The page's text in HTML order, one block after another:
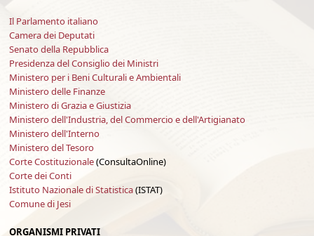
Il Parlamento italiano
Camera dei Deputati
Senato della Repubblica
Presidenza del Consiglio dei Ministri
Ministero per i Beni Culturali e Ambientali
Ministero delle Finanze
Ministero di Grazia e Giustizia
Ministero dell'Industria, del Commercio e dell'Artigianato
Ministero dell'Interno
Ministero del Tesoro
Corte Costituzionale(ConsultaOnline)
Corte dei Conti
Istituto Nazionale di Statistica(ISTAT)
Comune di Jesi
ORGANISMI PRIVATI